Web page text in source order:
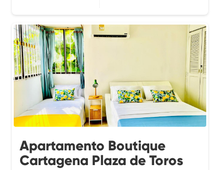
Apartamento Boutique
Cartagena Plaza de Toros